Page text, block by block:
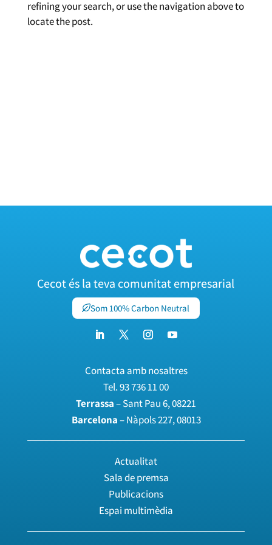
refining your search, or use the navigation above to
locate the post.
Cecot és la teva comunitat empresarial
Som 100% Carbon Neutral
Contacta amb nosaltres
Tel.93 736 11 00
Terrassa– Sant Pau 6, 08221
Barcelona– Nàpols 227, 08013
Actualitat
Sala de premsa
Publicacions
Espai multimèdia